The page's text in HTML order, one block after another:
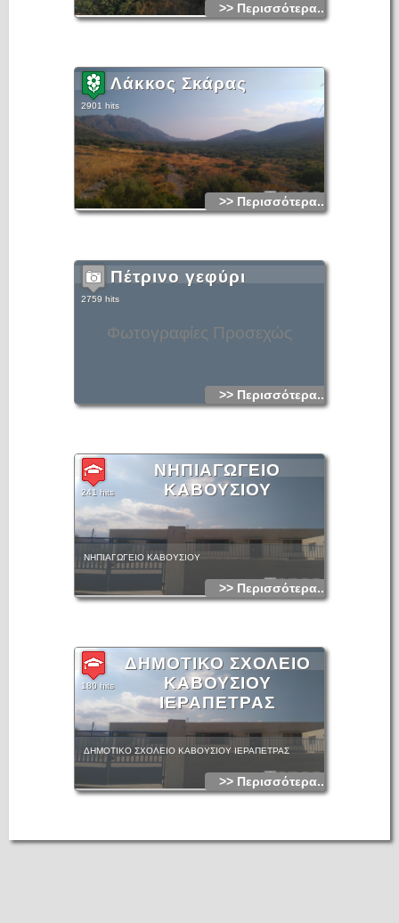
>> Περισσότερα...
Λάκκος Σκάρας
2901 hits
>> Περισσότερα...
Φωτογραφίες Προσεχώς
Πέτρινο γεφύρι
2759 hits
>> Περισσότερα...
ΝΗΠΙΑΓΩΓΕΙΟ
ΚΑΒΟΥΣΙΟΥ
241 hits
ΝΗΠΙΑΓΩΓΕΙΟ ΚΑΒΟΥΣΙΟΥ
>> Περισσότερα...
ΔΗΜΟΤΙΚΟ ΣΧΟΛΕΙΟ
ΚΑΒΟΥΣΙΟΥ
ΙΕΡΑΠΕΤΡΑΣ
180 hits
ΔΗΜΟΤΙΚΟ ΣΧΟΛΕΙΟ ΚΑΒΟΥΣΙΟΥ ΙΕΡΑΠΕΤΡΑΣ
>> Περισσότερα...